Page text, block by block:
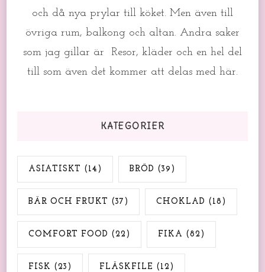
och då nya prylar till köket. Men även till
övriga rum, balkong och altan. Andra saker
som jag gillar är Resor, kläder och en hel del
till som även det kommer att delas med här.
KATEGORIER
ASIATISKT (14) BRÖD (39)
BÄR OCH FRUKT (37) CHOKLAD (18)
COMFORT FOOD (22) FIKA (82)
FISK (23) FLÄSKFILE (12)